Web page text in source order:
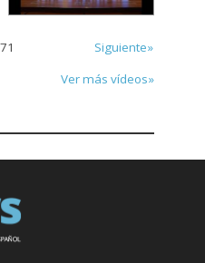
71
Siguiente»
Ver más vídeos»